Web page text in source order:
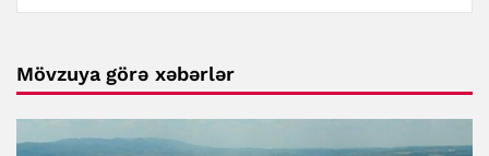
Mövzuya görə xəbərlər